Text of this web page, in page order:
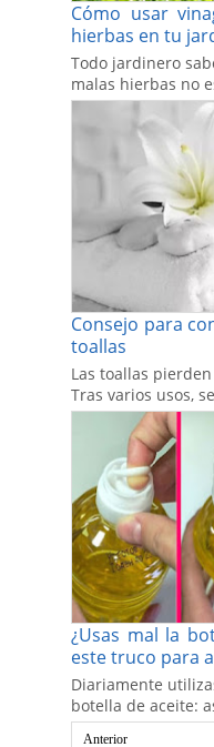
Cómo usar
hierbas en tu
Todo jardinero
malas hierbas no
Consejo para
toallas
Las toallas
Tras varios usos,
¿Usas mal la
este truco para
Diariamente
botella de aceite:
Anterior